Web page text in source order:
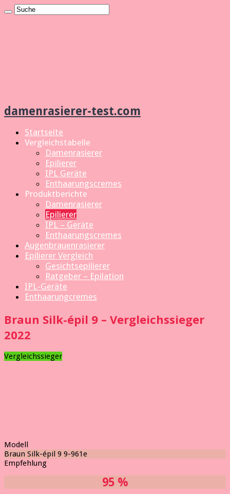
damenrasierer-test.com
Startseite
Vergleichstabelle
Damenrasierer
Epilierer
IPL Geräte
Enthaarungscremes
Produktberichte
Damenrasierer
Epilierer
IPL – Geräte
Enthaarungscremes
Augenbrauenrasierer
Epilierer Vergleich
Gesichtsepilierer
Ratgeber – Epilation
IPL-Geräte
Enthaarungcremes
Braun Silk-épil 9 – Vergleichssieger
2022
Vergleichssieger
Modell
Braun Silk-épil 9 9-961e
Empfehlung
95 %